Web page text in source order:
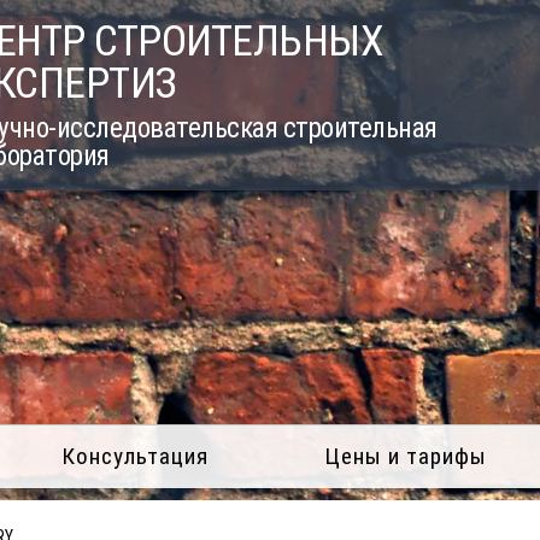
СТРОИТЕЛЬНЫХ
исследовательская строительная
Консультация Цены и тарифы